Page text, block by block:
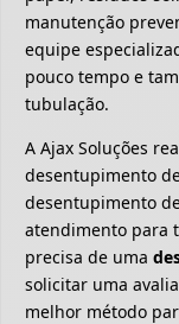
manutenção
equipe
pouco tempo e
tubulação.
A Ajax Soluções
desentupimento
desentupimento
atendimento para
precisa de uma
solicitar uma
melhor método